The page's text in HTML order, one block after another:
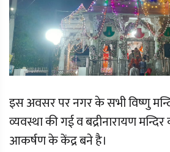
इस अवसर पर नगर के सभी विष्णु
व्यवस्था की गई व बद्रीनारायण
आकर्षण के केंद्र बने है।